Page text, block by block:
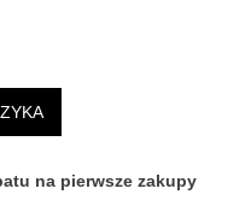
na pierwsze zakupy